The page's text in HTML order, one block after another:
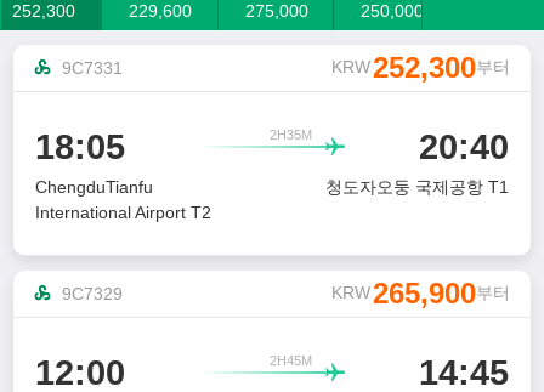
252,300
229,600
275,000
250,000
9C7331 KRW252,300부터
18:05 2H35M
 20:40
ChengduTianfu
International Airport T2
청도자오둥 국제공항 T1
9C7329 KRW265,900부터
12:00 2H45M
 14:45